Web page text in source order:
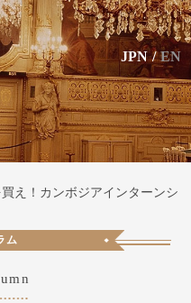
JPN / EN
え！カンボジアインターンシ
ム